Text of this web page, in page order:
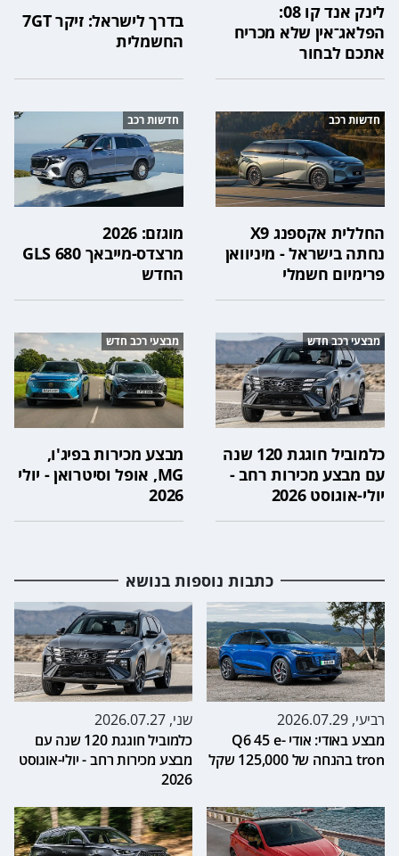
לינק אנד קו 08:
הפלאג־אין שלא מכריח
אתכם לבחור
בדרך לישראל: זיקר 7GT
החשמלית
חדשות רכב
החללית אקספנג X9
נחתה בישראל - מיניוואן
פרימיום חשמלי
חדשות רכב
מוגזם: 2026
מרצדס-מייבאך GLS 680
החדש
מבצעי רכב חדש
כלמוביל חוגגת 120 שנה
עם מבצע מכירות רחב -
יולי-אוגוסט 2026
מבצעי רכב חדש
מבצע מכירות בפיג'ו,
MG, אופל וסיטרואן - יולי
2026
כתבות נוספות בנושא
רביעי, 2026.07.29
מבצע באודי: אודי Q6 45 e-
tron בהנחה של 125,000 שקל
שני, 2026.07.27
כלמוביל חוגגת 120 שנה עם
מבצע מכירות רחב - יולי-אוגוסט
2026